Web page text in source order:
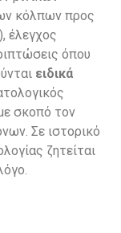
κόλπων προς
έλεγχος
όπου
ειδικά
σκοπό τον
Σε ιστορικό
ζητείται